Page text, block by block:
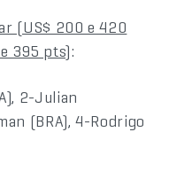
(US$ 200 e 420
395 pts):
2-Julian
(BRA), 4-Rodrigo